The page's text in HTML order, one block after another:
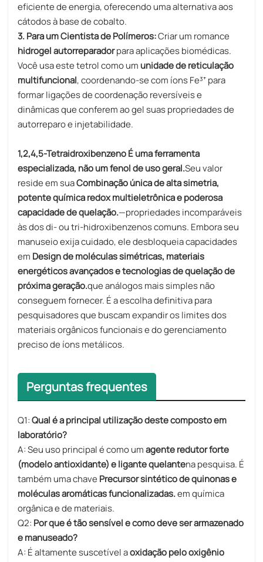
eficiente de energia, oferecendo uma alternativa aos
cátodos à base de cobalto.
3. Para um Cientista de Polímeros:Criar um romance
hidrogel autorreparadorpara aplicações biomédicas.
Você usa este tetrol como um unidade de reticulação
multifuncional, coordenando-se com íons Fe³⁺ para
formar ligações de coordenação reversíveis e
dinâmicas que conferem ao gel suas propriedades de
autorreparo e injetabilidade.
1,2,4,5-TetraidroxibenzenoÉ uma ferramenta
especializada, não um fenol de uso geral.Seu valor
reside em suaCombinação única de alta simetria,
potente química redox multieletrônica e poderosa
capacidade de quelação.—propriedades incomparáveis ​​
às dos di- ou tri-hidroxibenzenos comuns. Embora seu
manuseio exija cuidado, ele desbloqueia capacidades
em Design de moléculas simétricas, materiais
energéticos avançados e tecnologias de quelação de
próxima geração.que análogos mais simples não
conseguem fornecer. É a escolha definitiva para
pesquisadores que buscam expandir os limites dos
materiais orgânicos funcionais e do gerenciamento
preciso de íons metálicos.
Perguntas frequentes
Q1:Qual é a principal utilização deste composto em
laboratório?
A: Seu uso principal é como umagente redutor forte
(modelo antioxidante) e ligante quelantena pesquisa. É
também uma chave Precursor sintético de quinonas e
moléculas aromáticas funcionalizadas.em química
orgânica e de materiais.
Q2: Por que é tão sensível e como deve ser armazenado
e manuseado?
A: É altamente suscetível aoxidação pelo oxigênio